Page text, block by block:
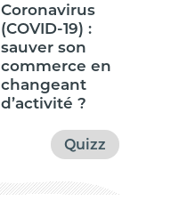
Coronavirus
(COVID-19) :
sauver son
commerce en
changeant
d’activité ?
Quizz